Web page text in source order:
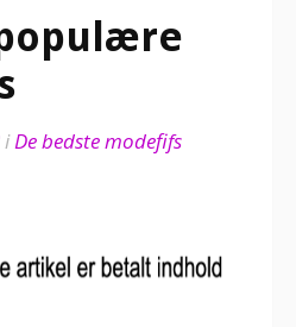
iDe bedste modefifs